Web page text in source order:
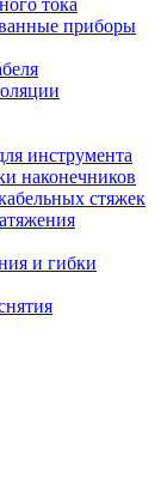
тока
приборы
инструмента
наконечников
стяжек
и гибки